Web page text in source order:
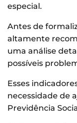
especial.
Antes de
altamente
uma análise
possíveis
Esses
necessidade de
Previdência